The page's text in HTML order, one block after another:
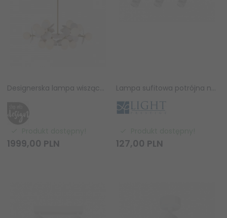
Designerska lampa wisząca CHIC ST-DL-2969P-6 Step Into Design złota biała obręcz białe kuliste klosze do salonu jadalniana
1999,00 PLN
Lampa sufitowa potrójna natynkowa nowoczesna tuba regulowana spot sufitowy biały Virella LP-4930/3WS WH Light Prestige
127,00 PLN